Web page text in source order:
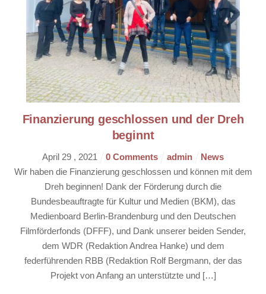
Finanzierung geschlossen und der Dreh
beginnt
April 29, 2021 0 Comments admin
News
Wir haben die Finanzierung geschlossen und können mit dem
Dreh beginnen! Dank der Förderung durch die
Bundesbeauftragte für Kultur und Medien (BKM), das
Medienboard Berlin-Brandenburg und den Deutschen
Filmförderfonds (DFFF), und Dank unserer beiden Sender,
dem WDR (Redaktion Andrea Hanke) und dem
federführenden RBB (Redaktion Rolf Bergmann, der das
Projekt von Anfang an unterstützte und […]